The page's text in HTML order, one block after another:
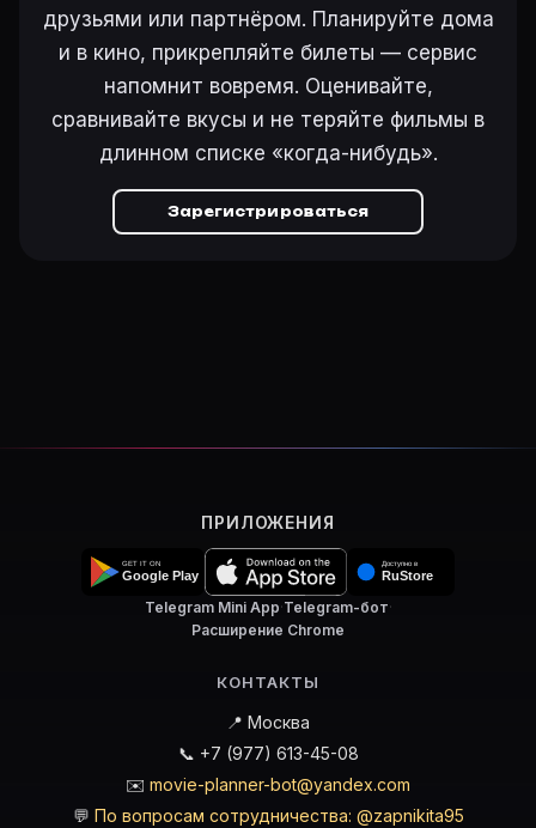
друзьями или партнёром. Планируйте дома
и в кино, прикрепляйте билеты — сервис
напомнит вовремя. Оценивайте,
сравнивайте вкусы и не теряйте фильмы в
длинном списке «когда-нибудь».
Зарегистрироваться
ПРИЛОЖЕНИЯ
Telegram Mini App·Telegram-бот·
Расширение Chrome
КОНТАКТЫ
📍 Москва
📞 +7 (977) 613-45-08
✉️ movie-planner-bot@yandex.com
💬 По вопросам сотрудничества: @zapnikita95